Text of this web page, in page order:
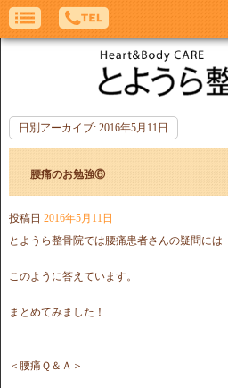
日別アーカイブ: 2016年5月11日
腰痛のお勉強⑥
投稿日 2016年5月11日
とようら整骨院では腰痛患者さんの疑問には
このように答えています。
まとめてみました！
＜腰痛Ｑ＆Ａ＞